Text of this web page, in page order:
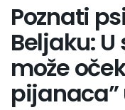
Poznati
Beljaku:
može
pijanaca”